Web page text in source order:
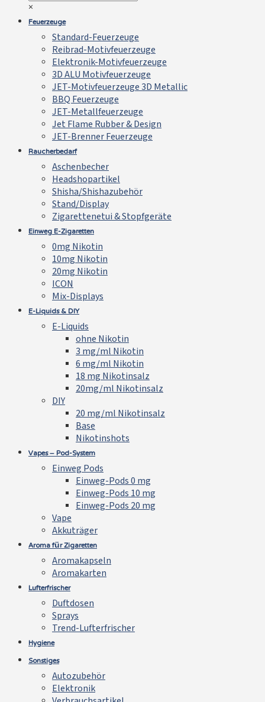
×
Feuerzeuge
Standard-Feuerzeuge
Reibrad-Motivfeuerzeuge
Elektronik-Motivfeuerzeuge
3D ALU Motivfeuerzeuge
JET-Motivfeuerzeuge 3D Metallic
BBQ Feuerzeuge
JET-Metallfeuerzeuge
Jet Flame Rubber & Design
JET-Brenner Feuerzeuge
Raucherbedarf
Aschenbecher
Headshopartikel
Shisha/Shishazubehör
Stand/Display
Zigarettenetui & Stopfgeräte
Einweg E-Zigaretten
0mg Nikotin
10mg Nikotin
20mg Nikotin
ICON
Mix-Displays
E-Liquids & DIY
E-Liquids
ohne Nikotin
3 mg/ml Nikotin
6 mg/ml Nikotin
18 mg Nikotinsalz
20mg/ml Nikotinsalz
DIY
20 mg/ml Nikotinsalz
Base
Nikotinshots
Vapes – Pod-System
Einweg Pods
Einweg-Pods 0 mg
Einweg-Pods 10 mg
Einweg-Pods 20 mg
Vape
Akkuträger
Aroma für Zigaretten
Aromakapseln
Aromakarten
Lufterfrischer
Duftdosen
Sprays
Trend-Lufterfrischer
Hygiene
Sonstiges
Autozubehör
Elektronik